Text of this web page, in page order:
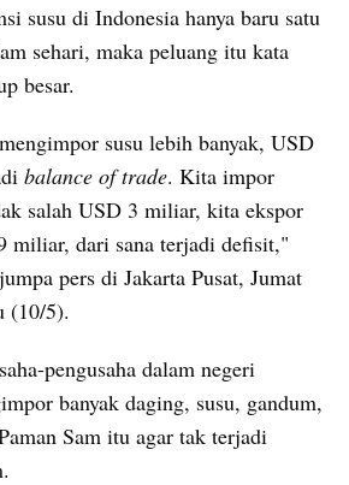
susu di Indonesia hanya baru satu
sehari, maka peluang itu kata
besar.
susu lebih banyak, USD
balance of trade. Kita impor
salah USD 3 miliar, kita ekspor
miliar, dari sana terjadi defisit,"
pers di Jakarta Pusat, Jumat
(10/5).
pengusaha dalam negeri
banyak daging, susu, gandum,
Sam itu agar tak terjadi